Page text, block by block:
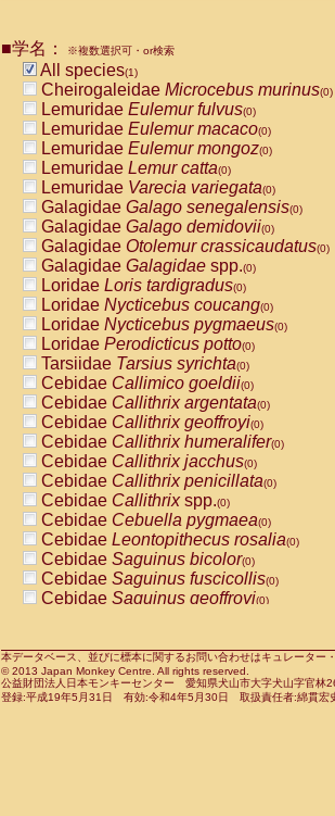
CebidaeCebus nigrivittatus
CebidaeCebus
CebidaeSaimiri boliviensis(0)
CebidaeSaimiri sciureus(0)
AtelidaeAlouatta caraya(0)
AtelidaeAlouatta fusca(0)
AtelidaeAlouatta seniculus
AtelidaeAlouattaspp.(0)
AtelidaeAteles belzebuth(0)
AtelidaeAteles geoffroyi(0)
AtelidaeAteles paniscus(0)
AtelidaeAtelesspp.(0)
Atelidae Lagothrix lagothricha
AtelidaeLagothrix lagothricha cana
PitheciidaeCacajao calvus
PitheciidaeCallicebus cupreus
PitheciidaeCallicebus donacophilus
PitheciidaeCallicebus moloch
PitheciidaeCallicebus torquatus
PitheciidaeCallicebusspp.(0)
PitheciidaeChiropotes satanas(0)
PitheciidaePithecia monachus
PitheciidaePithecia pithecia(0)
CercopithecidaeCercocebus agilis
CercopithecidaeCercocebus
CercopithecidaeCercocebus
CercopithecidaeCercocebus
CercopithecidaeCercocebus
CercopithecidaeCercocebushybrid
CercopithecidaePapio anubis(0)
CercopithecidaePapio cynocephalus
CercopithecidaePapio hamadryas(0)
■学名： ※複数選択可・or検索
All species(1)
Cheirogaleidae Microcebus murinus(0)
Lemuridae Eulemur fulvus(0)
Lemuridae Eulemur macaco(0)
Lemuridae Eulemur mongoz(0)
Lemuridae Lemur catta(0)
Lemuridae Varecia variegata(0)
Galagidae Galago senegalensis(0)
Galagidae Galago demidovii(0)
Galagidae Otolemur crassicaudatus(0)
Galagidae Galagidae spp.(0)
Loridae Loris tardigradus(0)
Loridae Nycticebus coucang(0)
Loridae Nycticebus pygmaeus(0)
Loridae Perodicticus potto(0)
Tarsiidae Tarsius syrichta(0)
Cebidae Callimico goeldii(0)
Cebidae Callithrix argentata(0)
Cebidae Callithrix geoffroyi(0)
Cebidae Callithrix humeralifer(0)
Cebidae Callithrix jacchus(0)
Cebidae Callithrix penicillata(0)
Cebidae Callithrixspp.(0)
Cebidae Cebuella pygmaea(0)
Cebidae Leontopithecus rosalia(0)
Cebidae Saguinus bicolor(0)
Cebidae Saguinus fuscicollis(0)
Cebidae Saguinus geoffroyi(0)
CebidaeSaguinus leucopus(0)
CebidaeSaguinus midas(0)
Cebidae Saguinus mystax(0)
本データベース、並びに標本に関するお問い合わせはキュレータ
© 2013 Japan Monkey Centre. All rights reserved.
公益財団法人日本モンキーセンター 愛知県犬山市大字犬山字官
登録:平成19年5月31日 有効:令和4年5月30日 取扱責任者:綿貫宏